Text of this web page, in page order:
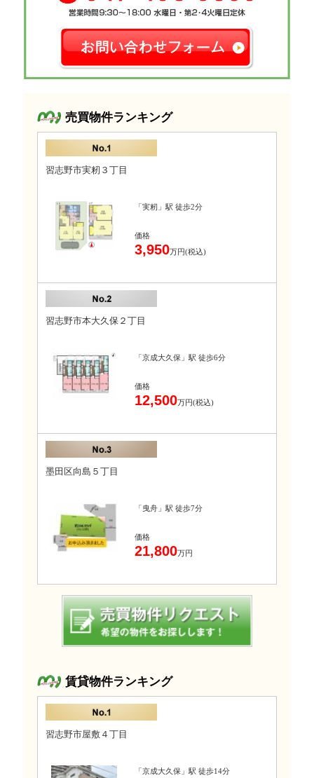
売買物件ランキング
習志野市実籾３丁目
「実籾」駅 徒歩2分
価格
3,950万円(税込)
習志野市本大久保２丁目
「京成大久保」駅 徒歩6分
価格
12,500万円(税込)
墨田区向島５丁目
「曳舟」駅 徒歩7分
価格
21,800万円
賃貸物件ランキング
習志野市屋敷４丁目
「京成大久保」駅 徒歩14分